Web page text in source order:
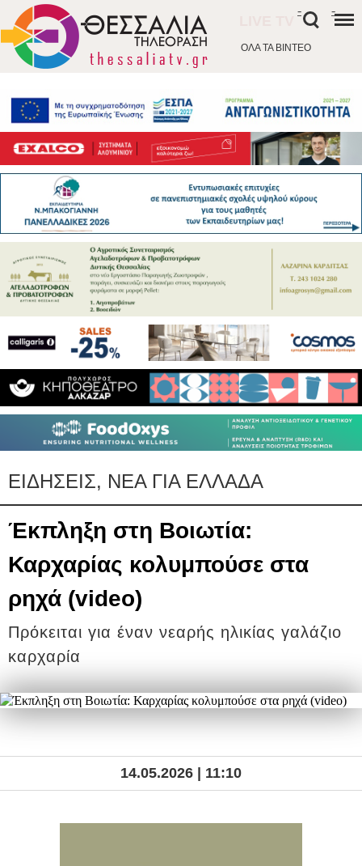
ΟΛΑ ΤΑ ΒΙΝΤΕΟ
- -
ΕΙΔΗΣΕΙΣ, ΝΕΑ ΓΙΑ ΕΛΛΑΔΑ
Έκπληξη στη Βοιωτία:
Καρχαρίας κολυμπούσε στα
ρηχά (video)
Πρόκειται για έναν νεαρής ηλικίας γαλάζιο
καρχαρία
14.05.2026 | 11:10